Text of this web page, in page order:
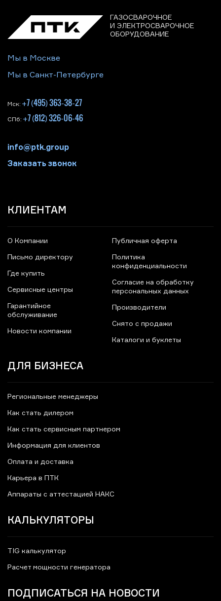
ГАЗОСВАРОЧНОЕ
И ЭЛЕКТРОСВАРОЧНОЕ
ОБОРУДОВАНИЕ
Мы в Москве
Мы в Санкт-Петербурге
Мск: +7 (495) 363-38-27
СПб: +7 (812) 326-06-46
info@ptk.group
Заказать звонок
КЛИЕНТАМ
О Компании
Письмо директору
Где купить
Сервисные центры
Гарантийное
обслуживание
Новости компании
Публичная оферта
Политика
конфиденциальности
Согласие на обработку
персональных данных
Производители
Снято с продажи
Каталоги и буклеты
ДЛЯ БИЗНЕСА
Региональные менеджеры
Как стать дилером
Как стать сервисным партнером
Информация для клиентов
Оплата и доставка
Карьера в ПТК
Аппараты с аттестацией НАКС
КАЛЬКУЛЯТОРЫ
TIG калькулятор
Расчет мощности генератора
ПОДПИСАТЬСЯ НА НОВОСТИ